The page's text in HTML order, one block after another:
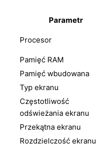
Parametr
Procesor
Pamięć RAM
Pamięć wbudowana
Typ ekranu
Częstotliwość
odświeżania ekranu
Przekątna ekranu
Rozdzielczość ekranu